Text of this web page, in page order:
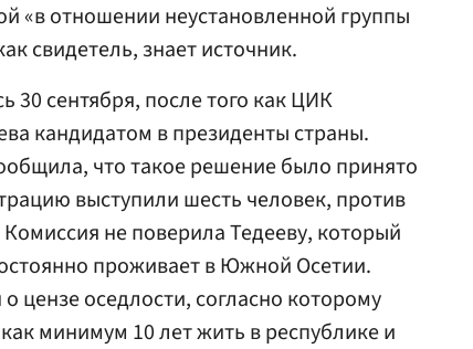
«в отношении неустановленной группы
свидетель, знает источник.
30 сентября, после того как ЦИК
кандидатом в президенты страны.
что такое решение было принято
выступили шесть человек, против
не поверила Тедееву, который
проживает в Южной Осетии.
цензе оседлости, согласно которому
минимум 10 лет жить в республике и